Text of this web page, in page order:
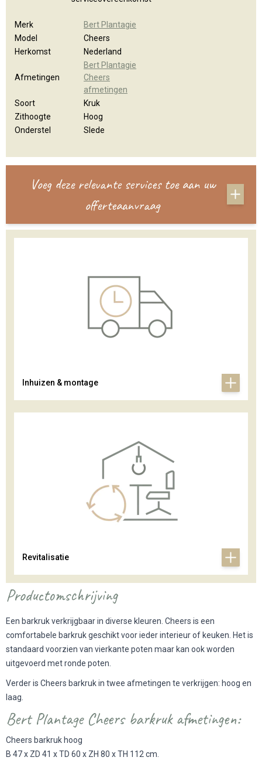
Merk
Bert Plantagie
Model
Cheers
Herkomst
Nederland
Afmetingen
Bert Plantagie
Cheers
afmetingen
Soort
Kruk
Zithoogte
Hoog
Onderstel
Slede
Voeg deze relevante services toe aan uw
offerteaanvraag
Inhuizen & montage
Revitalisatie
Productomschrijving
Een barkruk verkrijgbaar in diverse kleuren. Cheers is een
comfortabele barkruk geschikt voor ieder interieur of keuken. Het is
standaard voorzien van vierkante poten maar kan ook worden
uitgevoerd met ronde poten.
Verder is Cheers barkruk in twee afmetingen te verkrijgen: hoog en
laag.
Bert Plantage Cheers barkruk afmetingen:
Cheers barkruk hoog
B 47 x ZD 41 x TD 60 x ZH 80 x TH 112 cm.